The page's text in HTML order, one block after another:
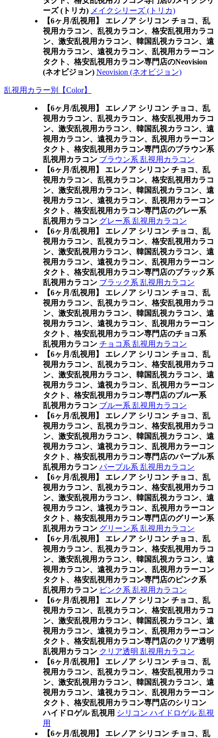
ーズ (トリカ) メイクシリーズ (トリカ)
【6ヶ月/乱視用】 エレノア シリコン チョコ、乱
視用カラコン、乱視カラコン、格安乱視用カラコ
ン、激安乱視用カラコン、韓国乱視カラコン、遠
視用カラコン、遠視カラコン、乱視用カラーコン
タクト、格安乱視用カラコン専門店のNeovision
(ネオビジョン) Neovision (ネオビジョン)
乱視用カラー別【Color】
【6ヶ月/乱視用】 エレノア シリコン チョコ、乱
視用カラコン、乱視カラコン、格安乱視用カラコ
ン、激安乱視用カラコン、韓国乱視カラコン、遠
視用カラコン、遠視カラコン、乱視用カラーコン
タクト、格安乱視用カラコン専門店のブラウン系
乱視用カラコン ブラウン系 乱視用カラコン
【6ヶ月/乱視用】 エレノア シリコン チョコ、乱
視用カラコン、乱視カラコン、格安乱視用カラコ
ン、激安乱視用カラコン、韓国乱視カラコン、遠
視用カラコン、遠視カラコン、乱視用カラーコン
タクト、格安乱視用カラコン専門店のグレー系
乱視用カラコン グレー系 乱視用カラコン
【6ヶ月/乱視用】 エレノア シリコン チョコ、乱
視用カラコン、乱視カラコン、格安乱視用カラコ
ン、激安乱視用カラコン、韓国乱視カラコン、遠
視用カラコン、遠視カラコン、乱視用カラーコン
タクト、格安乱視用カラコン専門店のブラック系
乱視用カラコン ブラック系 乱視用カラコン
【6ヶ月/乱視用】 エレノア シリコン チョコ、乱
視用カラコン、乱視カラコン、格安乱視用カラコ
ン、激安乱視用カラコン、韓国乱視カラコン、遠
視用カラコン、遠視カラコン、乱視用カラーコン
タクト、格安乱視用カラコン専門店のチョコ系
乱視用カラコン チョコ系 乱視用カラコン
【6ヶ月/乱視用】 エレノア シリコン チョコ、乱
視用カラコン、乱視カラコン、格安乱視用カラコ
ン、激安乱視用カラコン、韓国乱視カラコン、遠
視用カラコン、遠視カラコン、乱視用カラーコン
タクト、格安乱視用カラコン専門店のブルー系
乱視用カラコン ブルー系 乱視用カラコン
【6ヶ月/乱視用】 エレノア シリコン チョコ、乱
視用カラコン、乱視カラコン、格安乱視用カラコ
ン、激安乱視用カラコン、韓国乱視カラコン、遠
視用カラコン、遠視カラコン、乱視用カラーコン
タクト、格安乱視用カラコン専門店のパープル系
乱視用カラコン パープル系 乱視用カラコン
【6ヶ月/乱視用】 エレノア シリコン チョコ、乱
視用カラコン、乱視カラコン、格安乱視用カラコ
ン、激安乱視用カラコン、韓国乱視カラコン、遠
視用カラコン、遠視カラコン、乱視用カラーコン
タクト、格安乱視用カラコン専門店のグリーン系
乱視用カラコン グリーン系 乱視用カラコン
【6ヶ月/乱視用】 エレノア シリコン チョコ、乱
視用カラコン、乱視カラコン、格安乱視用カラコ
ン、激安乱視用カラコン、韓国乱視カラコン、遠
視用カラコン、遠視カラコン、乱視用カラーコン
タクト、格安乱視用カラコン専門店のピンク系
乱視用カラコン ピンク系 乱視用カラコン
【6ヶ月/乱視用】 エレノア シリコン チョコ、乱
視用カラコン、乱視カラコン、格安乱視用カラコ
ン、激安乱視用カラコン、韓国乱視カラコン、遠
視用カラコン、遠視カラコン、乱視用カラーコン
タクト、格安乱視用カラコン専門店のクリア透明
乱視用カラコン クリア透明 乱視用カラコン
【6ヶ月/乱視用】 エレノア シリコン チョコ、乱
視用カラコン、乱視カラコン、格安乱視用カラコ
ン、激安乱視用カラコン、韓国乱視カラコン、遠
視用カラコン、遠視カラコン、乱視用カラーコン
タクト、格安乱視用カラコン専門店のシリコン
ハイドロゲル 乱視用 シリコン ハイドロゲル 乱視
用
【6ヶ月/乱視用】 エレノア シリコン チョコ、乱